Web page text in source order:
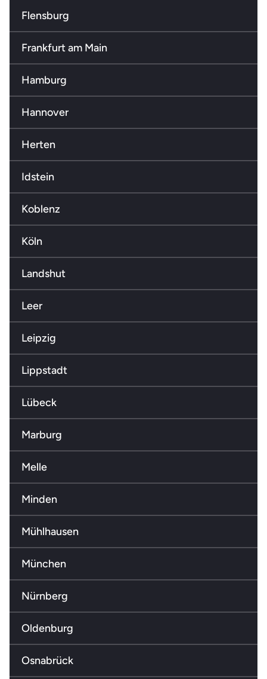
Flensburg
Frankfurt am Main
Hamburg
Hannover
Herten
Idstein
Koblenz
Köln
Landshut
Leer
Leipzig
Lippstadt
Lübeck
Marburg
Melle
Minden
Mühlhausen
München
Nürnberg
Oldenburg
Osnabrück